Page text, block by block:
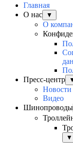
Главная
О нас
▼
О
Пресс-центр
Новости
Видео
Шинопроводы
▼